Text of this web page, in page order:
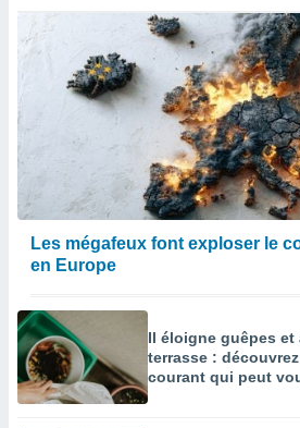
Les mégafeux font exploser le
en Europe
Il éloigne guêpes et
terrasse :
courant qui peut